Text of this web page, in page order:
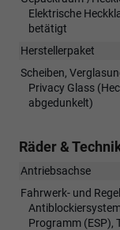
Elektrische
betätigt
Herstellerpaket
Scheiben,
Privacy Glass
abgedunkelt)
Räder &
Antriebsachse
Fahrwerk- und
Programm (ESP),